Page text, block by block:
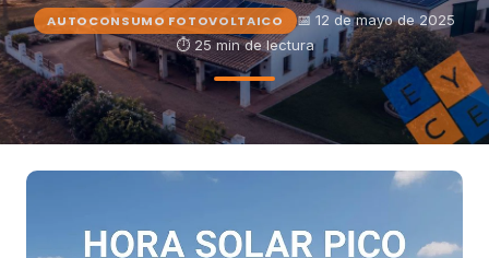
AUTOCONSUMO FOTOVOLTAICO
📅 12 de mayo de 2025
⏱ 25 min de lectura